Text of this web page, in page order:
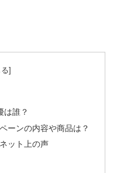
は誰？
ーンの内容や商品は？
ット上の声